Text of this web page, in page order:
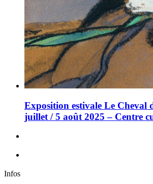
Exposition estivale Le Cheval
juillet / 5 août 2025 – Centre
Infos